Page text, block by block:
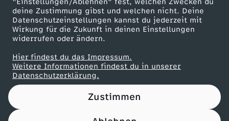
"Einstellungen/Ablehnen" fest, welchen Zwecken du
deine Zustimmung gibst und welchen nicht. Deine
Datenschutzeinstellungen kannst du jederzeit mit
Wirkung für die Zukunft in deinen Einstellungen
widerrufen oder ändern.
Hier findest du das Impressum.
Weitere Informationen findest du in unserer
Datenschutzerklärung.
Zustimmen
z
u
e
l
Partner